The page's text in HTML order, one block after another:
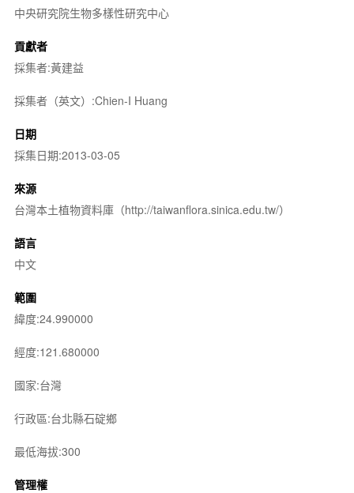
中央研究院生物多樣性研究中心
貢獻者
採集者:黃建益
採集者（英文）:Chien-I Huang
日期
採集日期:2013-03-05
來源
台灣本土植物資料庫（http://taiwanflora.sinica.edu.tw/）
語言
中文
範圍
緯度:24.990000
經度:121.680000
國家:台灣
行政區:台北縣石碇鄉
最低海拔:300
管理權